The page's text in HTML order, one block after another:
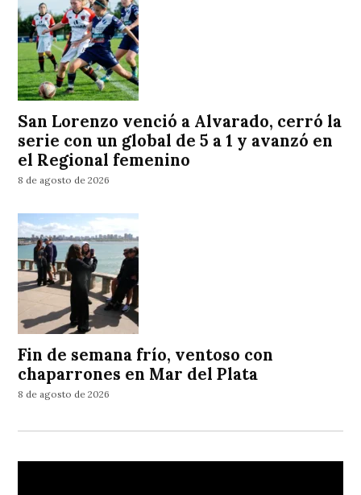
San Lorenzo venció a Alvarado, cerró la
serie con un global de 5 a 1 y avanzó en
el Regional femenino
8 de agosto de 2026
Fin de semana frío, ventoso con
chaparrones en Mar del Plata
8 de agosto de 2026